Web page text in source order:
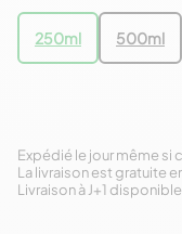
250ml 500ml
Expédié le jour même si
Livraison à J+1
La livraison est gratuite